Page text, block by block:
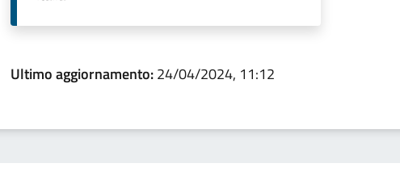
Ultimo aggiornamento:24/04/2024, 11:12